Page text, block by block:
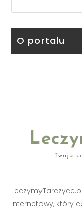
O portalu
internetowy, który